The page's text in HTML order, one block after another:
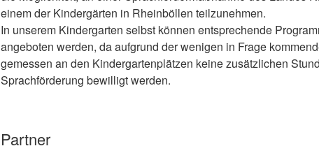
einem der Kindergärten in Rheinböllen teilzunehmen.
In unserem Kindergarten selbst können entsprechende
angeboten werden, da aufgrund der wenigen in Frage
gemessen an den Kindergartenplätzen keine zusätzlichen
Sprachförderung bewilligt werden.
Partner